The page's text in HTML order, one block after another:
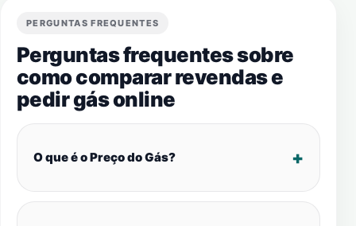
PERGUNTAS FREQUENTES
Perguntas frequentes sobre
como comparar revendas e
pedir gás online
O que é o Preço do Gás?